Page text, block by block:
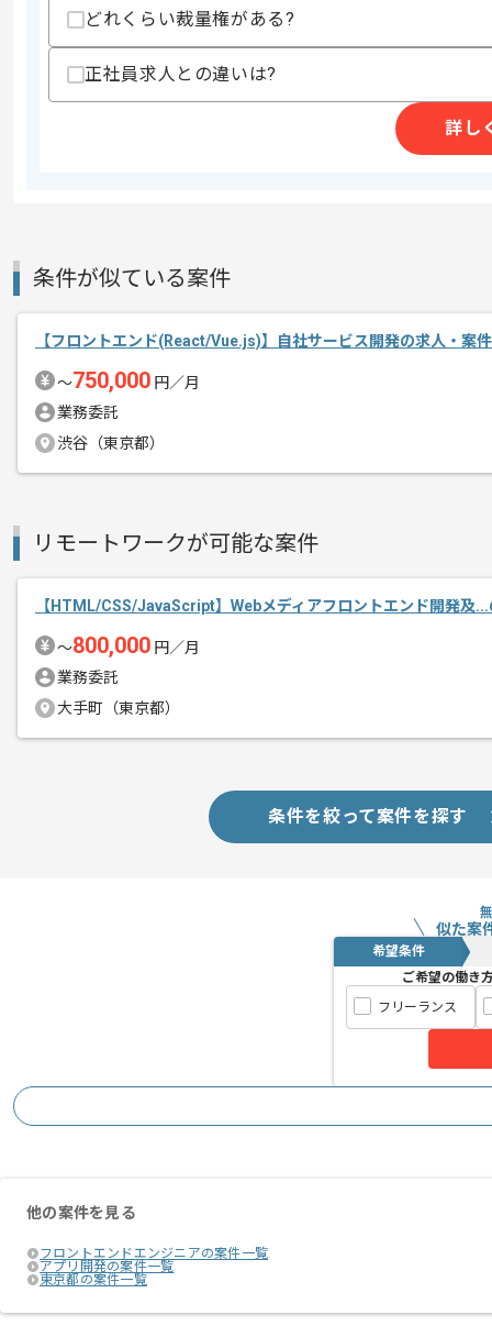
・GitHubを用いたチーム開発経験
・Webアプリ刷新におけるデザイン面
・Node.jsやPrisma及びMySQLを利用
その他募集要項
商談回数
1回
メント
フロントエンドエンジニアの経験を活
ご経験と実績に応じて別案件のご提案
どれくらい裁量権がある?
正社員求人との違いは?
詳し
条件が似ている案件
【フロントエンド(React/Vue.js)】自社サービス開発の求人・案件
〜750,000 円／月
業務委託
渋谷（東京都）
リモートワークが可能な案件
【HTML/CSS/JavaScript】Webメディアフロントエンド開発及
〜800,000 円／月
業務委託
大手町（東京都）
条件を絞って案件を探す
似た案
希望条件
ご希望の働き
フリーランス
他の案件を見る
フロントエンドエンジニアの案件一覧
アプリ開発の案件一覧
東京都の案件一覧